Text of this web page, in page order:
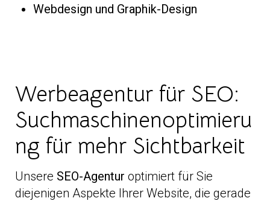
Webdesign und Graphik-Design
Werbeagentur für SEO:
Suchmaschinenoptimieru
ng für mehr Sichtbarkeit
Unsere SEO-Agentur optimiert für Sie
diejenigen Aspekte Ihrer Website, die gerade